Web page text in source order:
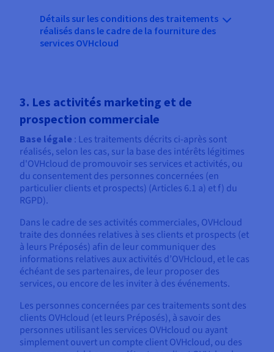
Détails sur les conditions des traitements
réalisés dans le cadre de la fourniture des
services OVHcloud
3. Les activités marketing et de
prospection commerciale
Base légale : Les traitements décrits ci-après sont
réalisés, selon les cas, sur la base des intérêts légitimes
d'OVHcloud de promouvoir ses services et activités, ou
du consentement des personnes concernées (en
particulier clients et prospects) (Articles 6.1 a) et f) du
RGPD).
Dans le cadre de ses activités commerciales, OVHcloud
traite des données relatives à ses clients et prospects (et
à leurs Préposés) afin de leur communiquer des
informations relatives aux activités d’OVHcloud, et le cas
échéant de ses partenaires, de leur proposer des
services, ou encore de les inviter à des événements.
Les personnes concernées par ces traitements sont des
clients OVHcloud (et leurs Préposés), à savoir des
personnes utilisant les services OVHcloud ou ayant
simplement ouvert un compte client OVHcloud, ou des